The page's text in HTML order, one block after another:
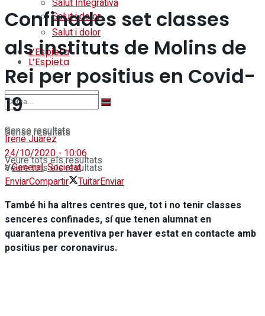
Salut i dolor
L’Espieta
Sense resultats
Veure tots els resultats
Salut Integrativa
Salut i dolor
L’Espieta
Sense resultats
Veure tots els resultats
Confinades set classes
als instituts de Molins de
Rei per positius en Covid-
19
Irene Juárez
24/10/2020 - 10:06
aGeneral,Societat
EnviarCompartir TuitarEnviar
També hi ha altres centres que, tot i no tenir classes
senceres confinades, sí que tenen alumnat en
quarantena preventiva per haver estat en contacte amb
positius per coronavirus.